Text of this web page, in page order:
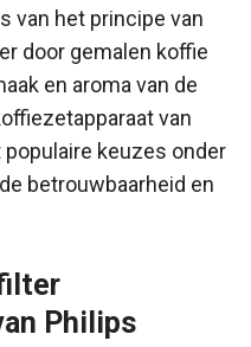
van het principe van
door gemalen koffie
en aroma van de
van
keuzes onder
betrouwbaarheid en
Philips